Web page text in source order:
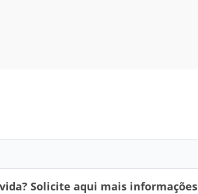
Solicite aqui mais informações